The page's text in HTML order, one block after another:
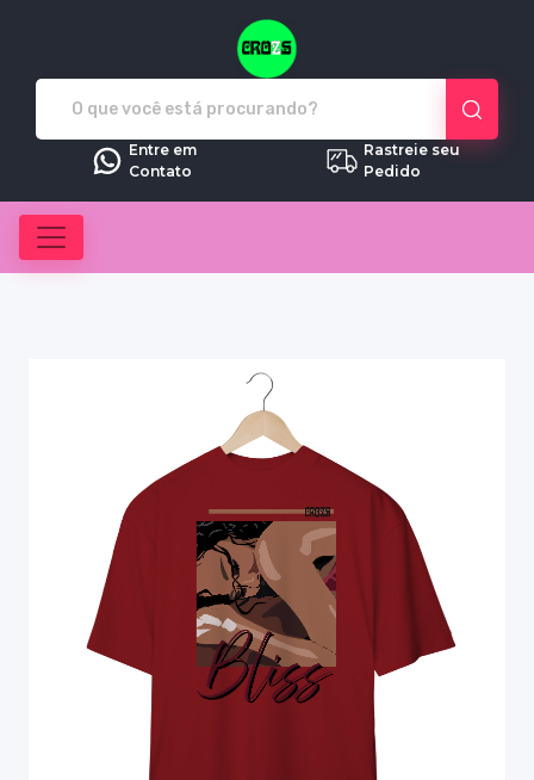
Crozs - Camisetas e produtos
Entre em
Contato
Rastreie seu
Pedido